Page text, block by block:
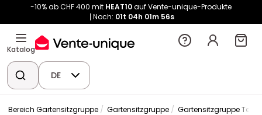
-10% ab CHF 400 mit HEAT10auf Vente-unique-Produkte
Noch: 01t 04h 01m 56s
Katalog
DE
Bereich Gartensitzgruppe Gartensitzgruppe Gartensitzgruppe